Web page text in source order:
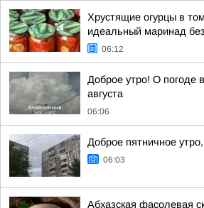
Хрустящие огурцы в
идеальный маринад
06:12
Доброе утро! О погоде
августа
06:06
Доброе пятничное
06:03
Абхазская фасолевая